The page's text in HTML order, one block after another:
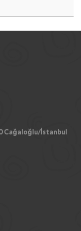
Cağaloğlu/İstanbul